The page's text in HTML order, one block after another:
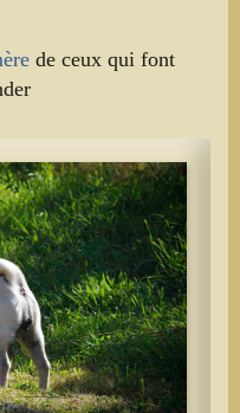
de ceux qui font